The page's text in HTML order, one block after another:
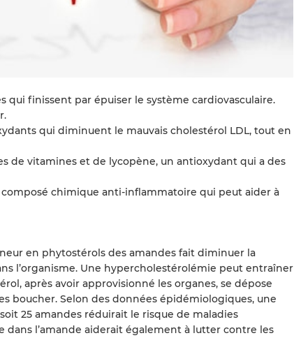
qui finissent par épuiser le système cardiovasculaire.
qui diminuent le mauvais cholestérol LDL, tout en
de vitamines et de lycopène, un antioxydant qui a des
chimique anti-inflammatoire qui peut aider à
en phytostérols des amandes fait diminuer la
l’organisme. Une hypercholestérolémie peut entraîner
après avoir approvisionné les organes, se dépose
boucher. Selon des données épidémiologiques, une
25 amandes réduirait le risque de maladies
dans l’amande aiderait également à lutter contre les